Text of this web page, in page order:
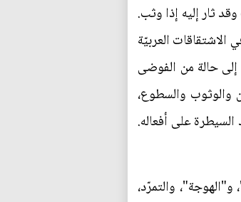
ثار إليه إذا وثب.
الاشتقاقات العربيّة
حالة من الفوضى
والوثوب والسطوع،
على أفعاله.
والتمرّد،